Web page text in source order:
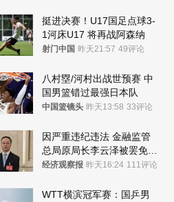
挺进决赛！U17国足点球3-
1河床U17 将再战阿森纳
射门中国 昨天21:57 49评论
八村塁/河村出战世预赛 中
国男篮错过最强日本队
中国篮镜头 昨天13:58 33评论
因严重违纪违法 金融监管
总局原局长李云泽被罢免全
国人大代表
经济观察报 昨天16:24 111评论
WTT横滨冠军赛：国乒男